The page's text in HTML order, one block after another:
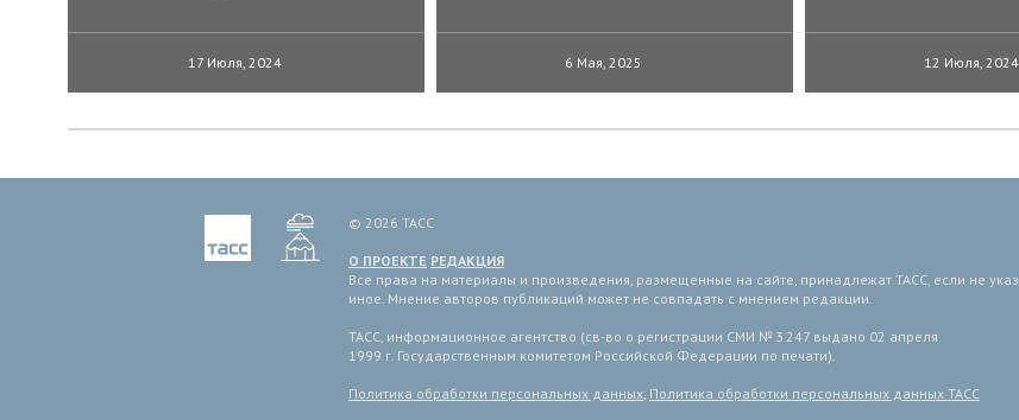
17 Июля, 2024 6 Мая, 2025 12 Июля, 2024
© 2026 ТАСС
О ПРОЕКТЕ РЕДАКЦИЯ
Все права на материалы и произведения, размещенные на сайте, принадлежат ТАСС, если не
иное. Мнение авторов публикаций может не совпадать с мнением редакции.
ТАСС, информационное агентство (св-во о регистрации СМИ № 3 247 выдано 02 апреля
1999 г. Государственным комитетом Российской Федерации по печати).
Политика обработки персональных данных, Политика обработки персональных данных ТАСС